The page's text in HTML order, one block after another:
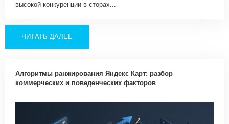
высокой конкуренции в сторах...
ЧИТАТЬ ДАЛЕЕ
Алгоритмы ранжирования Яндекс Карт: разбор
коммерческих и поведенческих факторов